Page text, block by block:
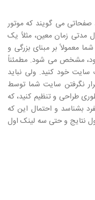
می گویند که موتور
زمان معین، مثلاً یک
معمولاً بر مبنای بزرگی و
مشخص می شود. مطمئناً
خود کنید. ولی نباید
نگرفتن سایت شما توسط
طراحی و تنظیم کنید، که
بشناسد و احتمال این که
نتایج و حتی سه لینک اول